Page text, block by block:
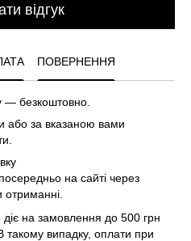
відгук
ПОВЕРНЕННЯ
— безкоштовно.
або за вказаною вами
на сайті через
отриманні.
на замовлення до 500 грн
такому випадку, оплати при